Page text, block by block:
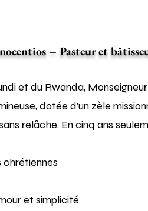
– Pasteur et
et du Rwanda,
dotée d’un zèle
relâche. En cinq ans
chrétiennes
et simplicité